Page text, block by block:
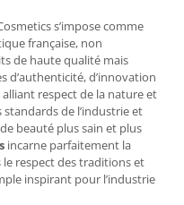
s’impose comme
française, non
de haute qualité mais
d’authenticité, d’innovation
respect de la nature et
de l’industrie et
beauté plus sain et plus
incarne parfaitement la
le respect des traditions et
inspirant pour l’industrie